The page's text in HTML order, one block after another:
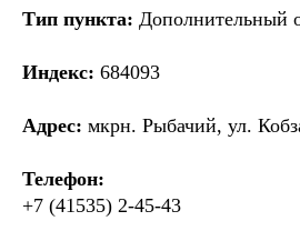
Тип пункта: Дополнительный
Индекс: 684093
Адрес: мкрн. Рыбачий, ул.
Телефон:
+7 (41535) 2-45-43